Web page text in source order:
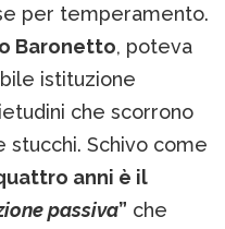
per temperamento.
Baronetto, poteva
istituzione
che scorrono
Schivo come
anni è il
passiva” che